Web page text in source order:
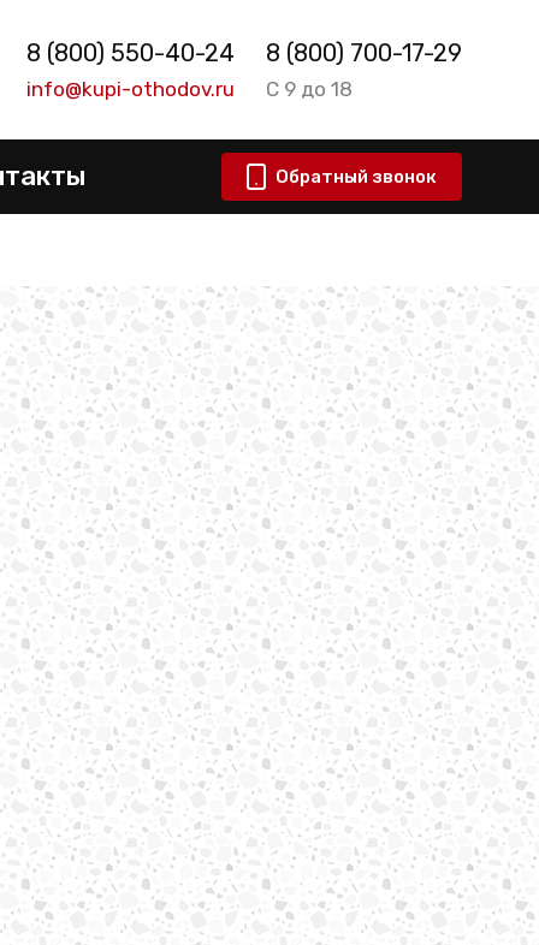
8 (800) 550-40-24
info@kupi-othodov.ru
8 (800) 700-17-29
С 9 до 18
Обратный звонок